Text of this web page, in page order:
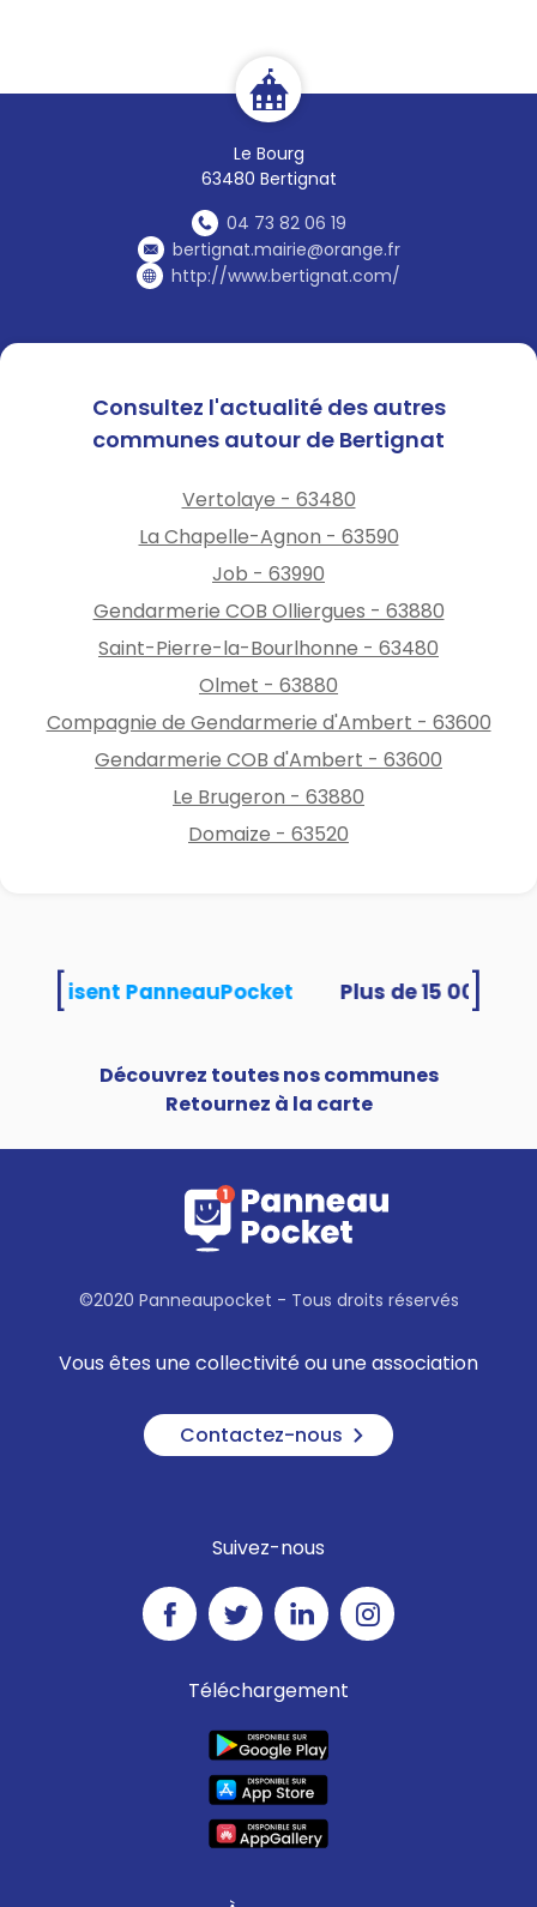
Le Bourg
63480 Bertignat
04 73 82 06 19
bertignat.mairie@orange.fr
http://www.bertignat.com/
Consultez l'actualité des autres
communes autour de Bertignat
Vertolaye - 63480
La Chapelle-Agnon - 63590
Job - 63990
Gendarmerie COB Olliergues - 63880
Saint-Pierre-la-Bourlhonne - 63480
Olmet - 63880
Compagnie de Gendarmerie d'Ambert - 63600
Gendarmerie COB d'Ambert - 63600
Le Brugeron - 63880
Domaize - 63520
utilisent PanneauPocket
Découvrez toutes nos communes
Retournez à la carte
©2020 Panneaupocket - Tous droits réservés
Vous êtes une collectivité ou une association
Contactez-nous
Suivez-nous
Téléchargement